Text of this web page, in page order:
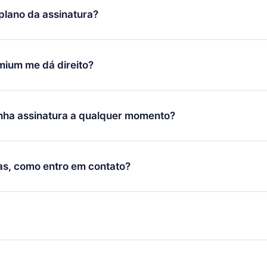
com nossa plataforma, basta entrar em contato com nossa
) em até 7 dias após a compra e solicitar o
da assinatura?
se aplicará a partir do próximo período de cobrança. Por
mudar sua assinatura mensal para anual, após confirmar a
anual, o novo plano só será aplicado e cobrado após o
me dá direito?
plano que te garante acesso a toda nossa biblioteca de
línguas (Inglês, espanhol e português) que você pode ler ou
através do nosso aplicativo disponível para iOS, Android e
assinatura a qualquer momento?
renovar sua assinatura do 12min, você pode cancelar a
próximo ciclo de cobrança não ocorrerá.
como entro em contato?
em contato porsupport@12min.com.